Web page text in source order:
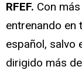
RFEF. Con
entrenando en
español, salvo
dirigido más